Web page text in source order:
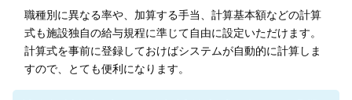
職種別に異なる率や、加算する手当、計算基本額などの計算
式も施設独自の給与規程に準じて自由に設定いただけます。
計算式を事前に登録しておけばシステムが自動的に計算しま
すので、とても便利になります。